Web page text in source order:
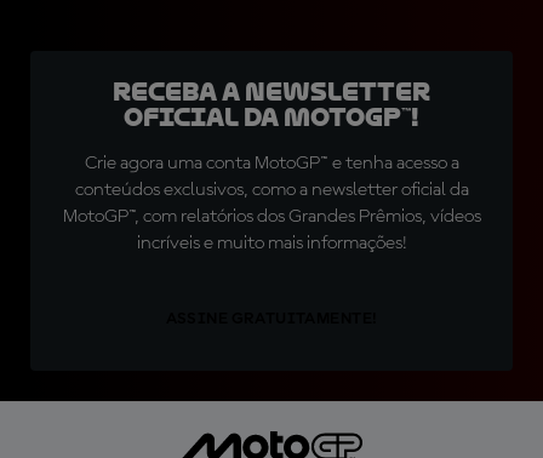
Receba a newsletter
oficial da MotoGP™!
Crie agora uma conta MotoGP™ e tenha acesso a
conteúdos exclusivos, como a newsletter oficial da
MotoGP™, com relatórios dos Grandes Prêmios, vídeos
incríveis e muito mais informações!